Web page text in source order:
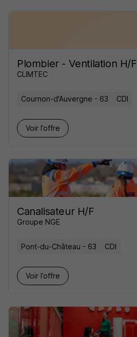
Plombier - Ventilation H/F
CLIMTEC
Cournon-d'Auvergne - 63 CDI
Voir l’offre
Canalisateur H/F
Groupe NGE
Pont-du-Château - 63 CDI
Voir l’offre